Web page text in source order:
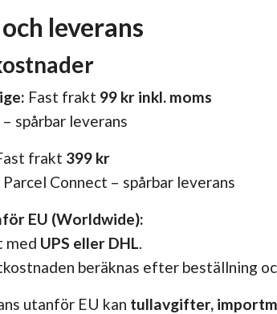
leverans
Fast frakt 99 kr inkl. moms
spårbar leverans
frakt 399 kr
Connect – spårbar leverans
EU (Worldwide):
med UPS eller DHL.
beräknas efter beställning
utanför EU kan tullavgifter,